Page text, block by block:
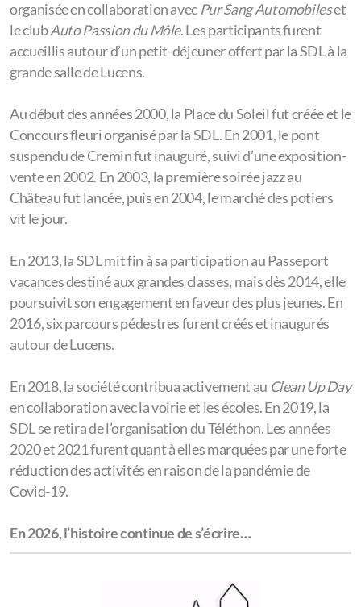
organisée en collaboration avec Pur Sang Automobileset
le clubAuto Passion du Môle. Les participants furent
accueillis autour d’un petit-déjeuner offert par la SDL à la
grande salle de Lucens.
Au début des années 2000, la Place du Soleil fut créée et le
Concours fleuri organisé par la SDL. En 2001, le pont
suspendu de Cremin fut inauguré, suivi d’une exposition-
vente en 2002. En 2003, la première soirée jazz au
Château fut lancée, puis en 2004, le marché des potiers
vit le jour.
En 2013, la SDL mit fin à sa participation au Passeport
vacances destiné aux grandes classes, mais dès 2014, elle
poursuivit son engagement en faveur des plus jeunes. En
2016, six parcours pédestres furent créés et inaugurés
autour de Lucens.
En 2018, la société contribua activement au Clean Up Day
en collaboration avec la voirie et les écoles. En 2019, la
SDL se retira de l’organisation du Téléthon. Les années
2020 et 2021 furent quant à elles marquées par une forte
réduction des activités en raison de la pandémie de
Covid-19.
En 2026, l’histoire continue de s’écrire…